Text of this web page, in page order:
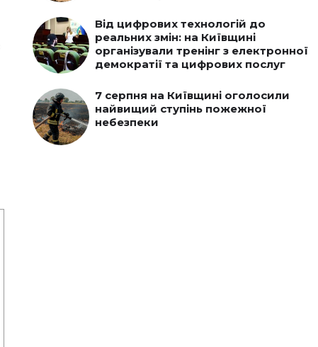
Від цифрових технологій до
реальних змін: на Київщині
організували тренінг з електронної
демократії та цифрових послуг
7 серпня на Київщині оголосили
найвищий ступінь пожежної
небезпеки